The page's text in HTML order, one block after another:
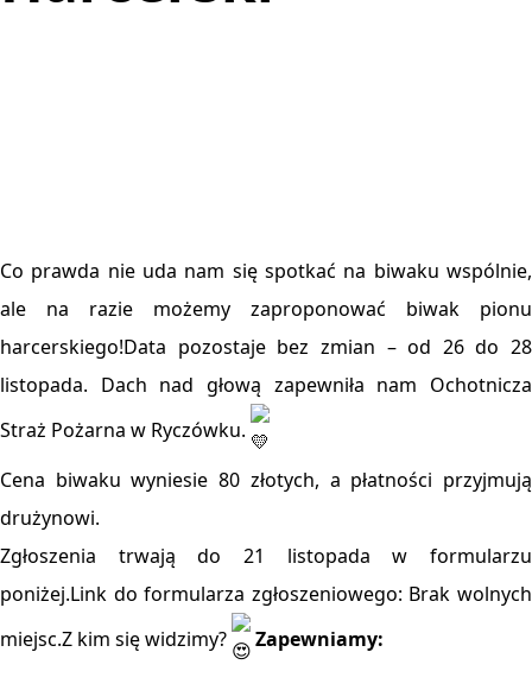
Co prawda nie uda nam się spotkać na biwaku wspólnie,
ale na razie możemy zaproponować biwak pionu
harcerskiego!Data pozostaje bez zmian – od 26 do 28
listopada. Dach nad głową zapewniła nam Ochotnicza
Straż Pożarna w Ryczówku.
Cena biwaku wyniesie 80 złotych, a płatności przyjmują
drużynowi.
Zgłoszenia trwają do 21 listopada w formularzu
poniżej.Link do formularza zgłoszeniowego: Brak wolnych
miejsc.Z kim się widzimy?
Zapewniamy: